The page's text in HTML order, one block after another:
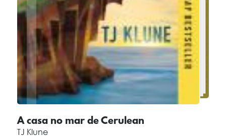
A casa no mar de Cerulean
TJ Klune